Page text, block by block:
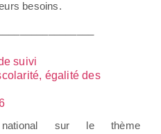
besoins.
suivi
égalité des
sur le thème